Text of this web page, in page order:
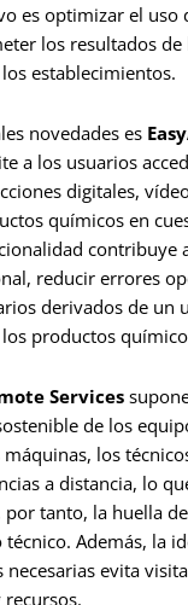
es optimizar el uso
los resultados de
establecimientos.
novedades es
a los usuarios
digitales,
químicos en
contribuye
reducir errores
derivados de un
productos
Services
de los
los
a distancia, lo
por tanto, la huella
técnico. Además, la
necesarias evita